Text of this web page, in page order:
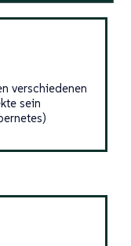
verschiedenen
sein